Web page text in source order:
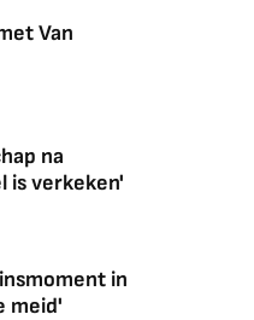
Van
na
is verkeken'
in
meid'